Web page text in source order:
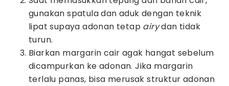
gunakan spatula dan aduk dengan teknik
lipat supaya adonan tetap airydan tidak
turun.
Biarkan margarin cair agak hangat sebelum
dicampurkan ke adonan. Jika margarin
terlalu panas, bisa merusak struktur adonan